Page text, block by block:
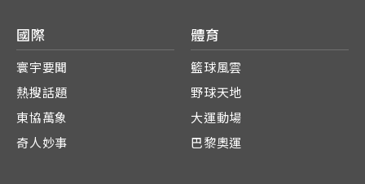
國際
寰宇要聞
熱搜話題
東協萬象
奇人妙事
體育
籃球風雲
野球天地
大運動場
巴黎奧運